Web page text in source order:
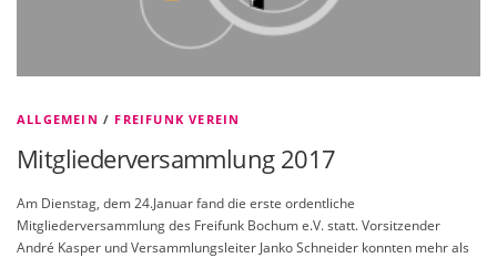
ALLGEMEIN / FREIFUNK VEREIN
Mitgliederversammlung 2017
Am Dienstag, dem 24.Januar fand die erste ordentliche
Mitgliederversammlung des Freifunk Bochum e.V. statt. Vorsitzender
André Kasper und Versammlungsleiter Janko Schneider konnten mehr als